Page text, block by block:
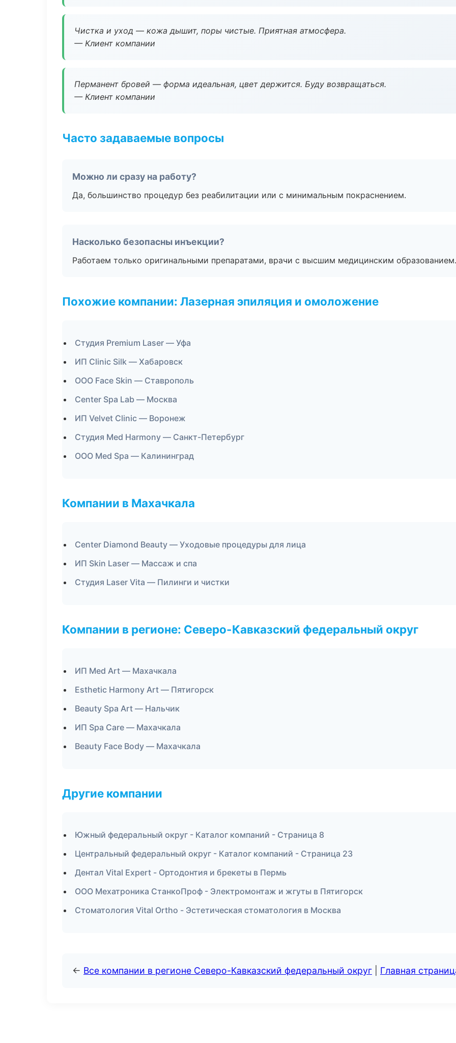
Чистка и уход — кожа дышит, поры чистые. Приятная атмосфера.
— Клиент компании
Перманент бровей — форма идеальная, цвет держится. Буду возвращаться.
— Клиент компании
Часто задаваемые вопросы
Можно ли сразу на работу?
Да, большинство процедур без реабилитации или с минимальным покраснением.
Насколько безопасны инъекции?
Работаем только оригинальными препаратами, врачи с высшим медицинским образованием.
Похожие компании: Лазерная эпиляция и омоложение
Студия Premium Laser — Уфа
ИП Clinic Silk — Хабаровск
ООО Face Skin — Ставрополь
Center Spa Lab — Москва
ИП Velvet Clinic — Воронеж
Студия Med Harmony — Санкт-Петербург
ООО Med Spa — Калининград
Компании в Махачкала
Center Diamond Beauty — Уходовые процедуры для лица
ИП Skin Laser — Массаж и спа
Студия Laser Vita — Пилинги и чистки
Компании в регионе: Северо-Кавказский федеральный округ
ИП Med Art — Махачкала
Esthetic Harmony Art — Пятигорск
Beauty Spa Art — Нальчик
ИП Spa Care — Махачкала
Beauty Face Body — Махачкала
Другие компании
Южный федеральный округ - Каталог компаний - Страница 8
Центральный федеральный округ - Каталог компаний - Страница 23
Дентал Vital Expert - Ортодонтия и брекеты в Пермь
ООО Мехатроника СтанкоПроф - Электромонтаж и жгуты в Пятигорск
Стоматология Vital Ortho - Эстетическая стоматология в Москва
← Все компании в регионе Северо-Кавказский федеральный округ Главная